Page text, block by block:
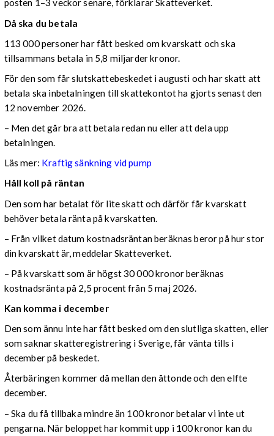
posten 1–3 veckor senare, förklarar Skatteverket.
Då ska du betala
113 000 personer har fått besked om kvarskatt och ska
tillsammans betala in 5,8 miljarder kronor.
För den som får slutskattebeskedet i augusti och har skatt att
betala ska inbetalningen till skattekontot ha gjorts senast den
12 november 2026.
– Men det går bra att betala redan nu eller att dela upp
betalningen.
Läs mer: Kraftig sänkning vid pump
Håll koll på räntan
Den som har betalat för lite skatt och därför får kvarskatt
behöver betala ränta på kvarskatten.
– Från vilket datum kostnadsräntan beräknas beror på hur stor
din kvarskatt är, meddelar Skatteverket.
– På kvarskatt som är högst 30 000 kronor beräknas
kostnadsränta på 2,5 procent från 5 maj 2026.
Kan komma i december
Den som ännu inte har fått besked om den slutliga skatten, eller
som saknar skatteregistrering i Sverige, får vänta tills i
december på beskedet.
Återbäringen kommer då mellan den åttonde och den elfte
december.
– Ska du få tillbaka mindre än 100 kronor betalar vi inte ut
pengarna. När beloppet har kommit upp i 100 kronor kan du